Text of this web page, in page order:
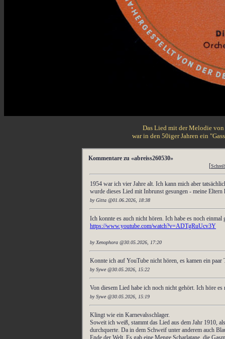
Das Lied mit der Melodie
war in den 50iger Jahren ein